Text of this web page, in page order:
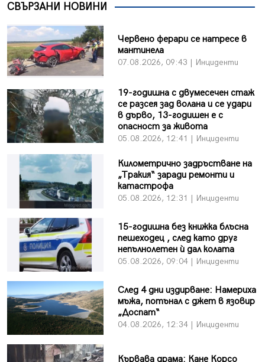
СВЪРЗАНИ НОВИНИ
Червено ферари се натресе в
мантинела
07.08.2026, 09:43 | Инциденти
19-годишна с двумесечен стаж
се разсея зад волана и се удари
в дърво, 13-годишен е с
опасност за живота
05.08.2026, 12:41 | Инциденти
Километрично задръстване на
„Тракия“ заради ремонти и
катастрофа
05.08.2026, 12:31 | Инциденти
15-годишна без книжка блъсна
пешеходец , след като друг
непълнолетен ѝ дал колата
05.08.2026, 09:04 | Инциденти
След 4 дни издирване: Намериха
мъжа, потънал с джет в язовир
„Доспат“
04.08.2026, 12:34 | Инциденти
Кървава драма: Кане Корсо